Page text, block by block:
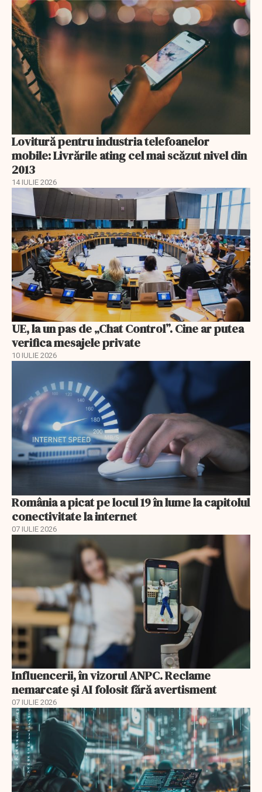
Lovitură pentru industria telefoanelor
mobile: Livrările ating cel mai scăzut nivel din
2013
14 IULIE 2026
UE, la un pas de „Chat Control”. Cine ar putea
verifica mesajele private
10 IULIE 2026
România a picat pe locul 19 în lume la capitolul
conectivitate la internet
07 IULIE 2026
Influencerii, în vizorul ANPC. Reclame
nemarcate și AI folosit fără avertisment
07 IULIE 2026